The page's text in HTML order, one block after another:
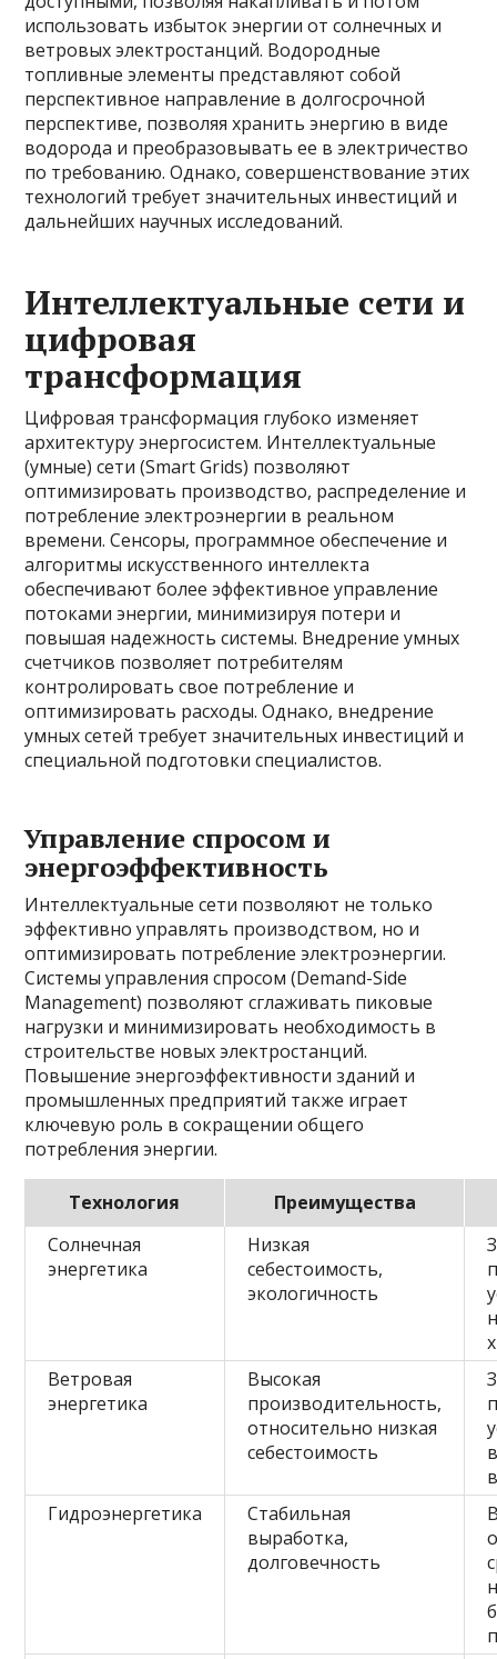
использовать избыток энергии от солнечных и
ветровых электростанций. Водородные
топливные элементы представляют собой
перспективное направление в долгосрочной
перспективе, позволяя хранить энергию в виде
водорода и преобразовывать ее в электричество
по требованию. Однако, совершенствование этих
технологий требует значительных инвестиций и
дальнейших научных исследований.
Интеллектуальные сети и
цифровая
трансформация
Цифровая трансформация глубоко изменяет
архитектуру энергосистем. Интеллектуальные
(умные) сети (Smart Grids) позволяют
оптимизировать производство, распределение и
потребление электроэнергии в реальном
времени. Сенсоры, программное обеспечение и
алгоритмы искусственного интеллекта
обеспечивают более эффективное управление
потоками энергии, минимизируя потери и
повышая надежность системы. Внедрение умных
счетчиков позволяет потребителям
контролировать свое потребление и
оптимизировать расходы. Однако, внедрение
умных сетей требует значительных инвестиций и
специальной подготовки специалистов.
Управление спросом и
энергоэффективность
Интеллектуальные сети позволяют не только
эффективно управлять производством, но и
оптимизировать потребление электроэнергии.
Системы управления спросом (Demand-Side
Management) позволяют сглаживать пиковые
нагрузки и минимизировать необходимость в
строительстве новых электростанций.
Повышение энергоэффективности зданий и
промышленных предприятий также играет
ключевую роль в сокращении общего
потребления энергии.
Технология
Преимущества
Солнечная
энергетика
Низкая
себестоимость,
экологичность
Ветровая
энергетика
Высокая
производительность,
относительно низкая
себестоимость
Гидроэнергетика
Стабильная
выработка,
долговечность